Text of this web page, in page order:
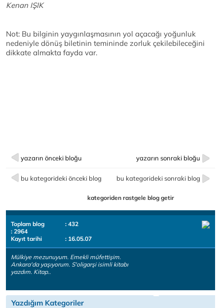
Kenan IŞIK
Not: Bu bilginin yaygınlaşmasının yol açacağı yoğunluk
nedeniyle dönüş biletinin temininde zorluk çekilebileceğini
dikkate almakta fayda var.
yazarın önceki bloğu yazarın sonraki bloğu
bu kategorideki önceki blog bu kategorideki sonraki blog
kategoriden rastgele blog getir
Toplam blog
: 432
: 2964
Kayıt tarihi
: 16.05.07
Mülkiye mezunuyum. Emekli müfettişim.
Ankara'da yaşıyorum. S'oligarşi isimli kitabı
yazdım. Kitap..
Yazdığım Kategoriler